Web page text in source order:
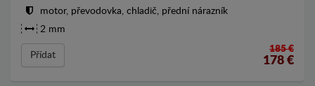
motor, převodovka, chladič, přední nárazník
2 mm
Přídat
185 €
178 €